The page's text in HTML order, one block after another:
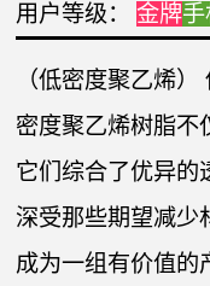
用户等级： 金牌手
（低密度聚乙烯
密度聚乙烯树脂不
它们综合了优异的
深受那些期望减少
成为一组有价值的